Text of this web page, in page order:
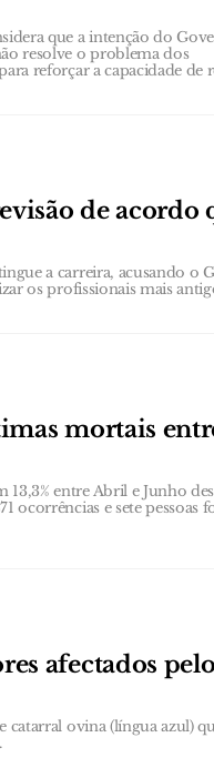
que a intenção do
resolve o problema dos
reforçar a capacidade de
de acordo
a carreira, acusando o
os profissionais mais
mortais
entre Abril e Junho
ocorrências e sete pessoas
afectados pelo
catarral ovina (língua azul)